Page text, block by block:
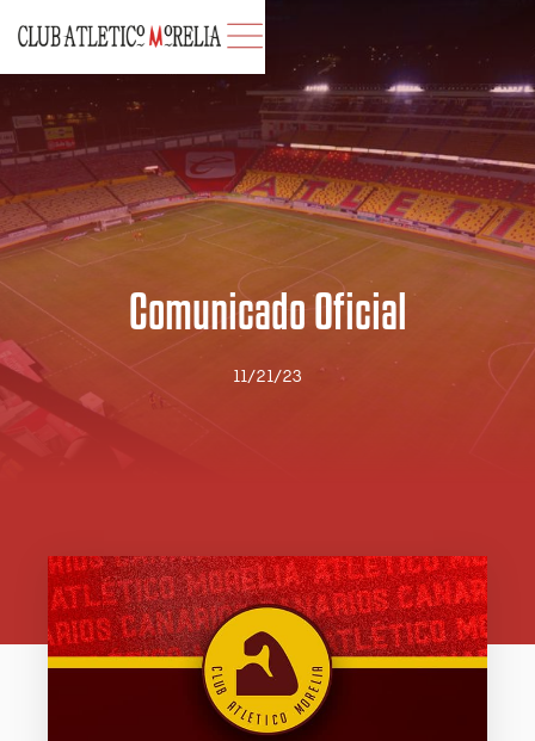
Comunicado Oficial
11/21/23